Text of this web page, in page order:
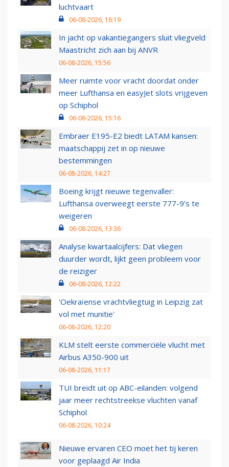
luchtvaart
06-08-2026, 16:19
In jacht op vakantiegangers sluit vliegveld
Maastricht zich aan bij ANVR
06-08-2026, 15:56
Meer ruimte voor vracht doordat onder
meer Lufthansa en easyJet slots vrijgeven
op Schiphol
06-08-2026, 15:16
Embraer E195-E2 biedt LATAM kansen:
maatschappij zet in op nieuwe
bestemmingen
06-08-2026, 14:27
Boeing krijgt nieuwe tegenvaller:
Lufthansa overweegt eerste 777-9’s te
weigeren
06-08-2026, 13:36
Analyse kwartaalcijfers: Dat vliegen
duurder wordt, lijkt geen probleem voor
de reiziger
06-08-2026, 12:22
'Oekraïense vrachtvliegtuig in Leipzig zat
vol met munitie'
06-08-2026, 12:20
KLM stelt eerste commerciële vlucht met
Airbus A350-900 uit
06-08-2026, 11:17
TUI breidt uit op ABC-eilanden: volgend
jaar meer rechtstreekse vluchten vanaf
Schiphol
06-08-2026, 10:24
Nieuwe ervaren CEO moet het tij keren
voor geplaagd Air India